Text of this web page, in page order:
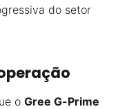
do setor
o Gree G-Prime